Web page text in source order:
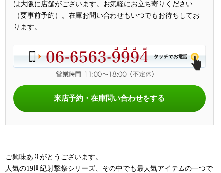
は大阪に店舗がございます。お気軽にお立ち寄りください
（要事前予約）。在庫お問い合わせもいつでもお待ちしてお
ります。
来店予約・在庫問い合わせをする
ご興味ありがとうございます。
人気の19世紀射撃祭シリーズ、その中でも最人気アイテムの一つで